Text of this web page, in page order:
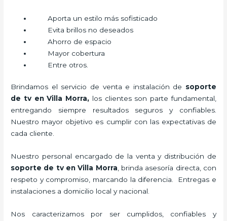
Aporta un estilo más sofisticado
Evita brillos no deseados
Ahorro de espacio
Mayor cobertura
Entre otros.
Brindamos el servicio de venta e instalación de soporte
de tv en Villa Morra, los clientes son parte fundamental,
entregando siempre resultados seguros y confiables.
Nuestro mayor objetivo es cumplir con las expectativas de
cada cliente.
Nuestro personal encargado de la venta y distribución de
soporte de tv en Villa Morra, brinda asesoría directa, con
respeto y compromiso, marcando la diferencia. Entregas e
instalaciones a domicilio local y nacional.
Nos caracterizamos por ser cumplidos, confiables y